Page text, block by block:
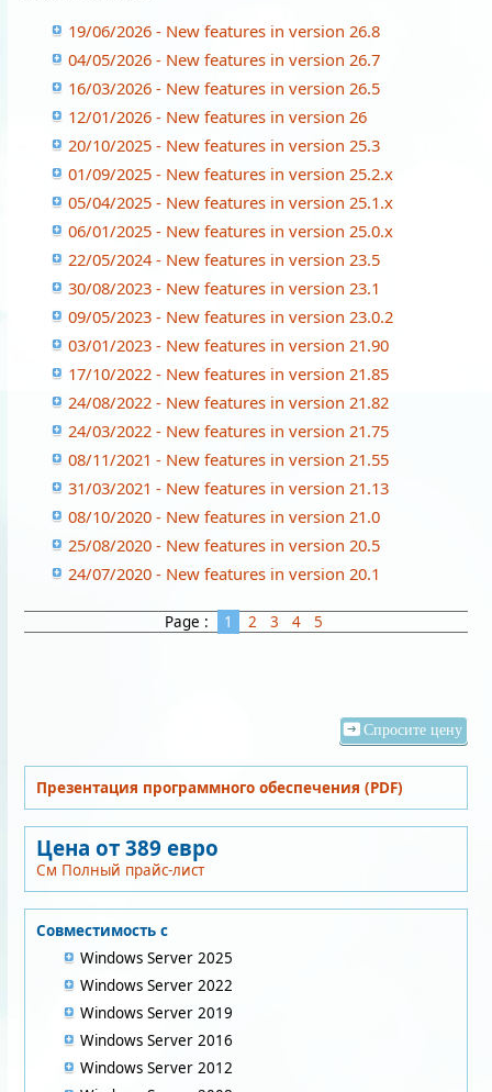
19/06/2026 - New features in version 26.8
04/05/2026 - New features in version 26.7
16/03/2026 - New features in version 26.5
12/01/2026 - New features in version 26
20/10/2025 - New features in version 25.3
01/09/2025 - New features in version 25.2.x
05/04/2025 - New features in version 25.1.x
06/01/2025 - New features in version 25.0.x
22/05/2024 - New features in version 23.5
30/08/2023 - New features in version 23.1
09/05/2023 - New features in version 23.0.2
03/01/2023 - New features in version 21.90
17/10/2022 - New features in version 21.85
24/08/2022 - New features in version 21.82
24/03/2022 - New features in version 21.75
08/11/2021 - New features in version 21.55
31/03/2021 - New features in version 21.13
08/10/2020 - New features in version 21.0
25/08/2020 - New features in version 20.5
24/07/2020 - New features in version 20.1
Page : 1 2 3 4 5
Спросите цену
Презентация программного обеспечения (PDF)
Цена от 389 евро
См Полный прайс-лист
Совместимость с
Windows Server 2025
Windows Server 2022
Windows Server 2019
Windows Server 2016
Windows Server 2012